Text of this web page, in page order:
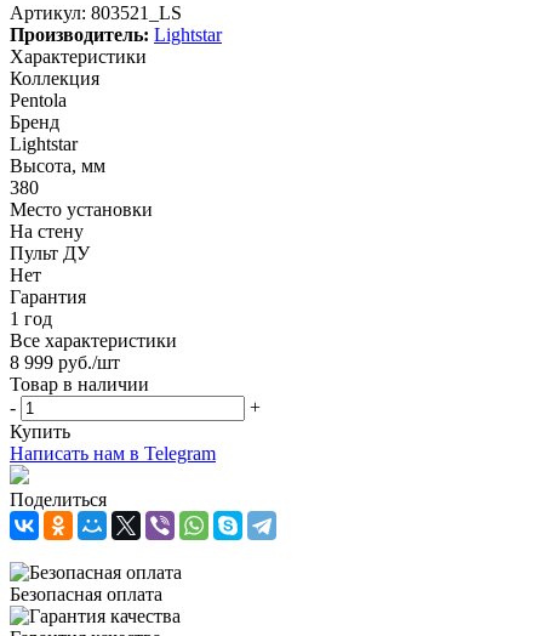
Артикул: 803521_LS
Производитель: Lightstar
Характеристики
Коллекция
Pentola
Бренд
Lightstar
Высота, мм
380
Место установки
На стену
Пульт ДУ
Нет
Гарантия
1 год
Все характеристики
8 999 руб./шт
Товар в наличии
-
+
Купить
Написать нам в Telegram
Поделиться
Безопасная оплата